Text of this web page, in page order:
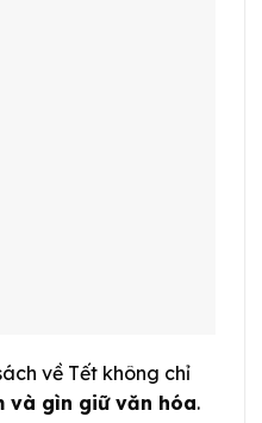
về Tết không chỉ
và gìn giữ văn hóa.